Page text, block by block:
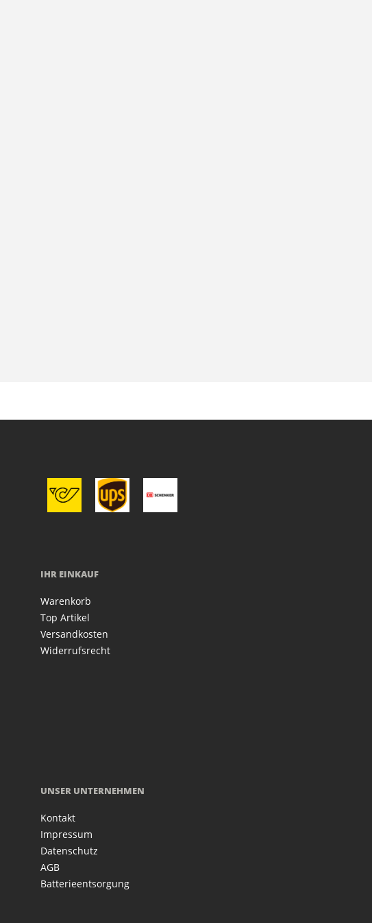
IHR EINKAUF
Warenkorb
Top Artikel
Versandkosten
Widerrufsrecht
UNSER UNTERNEHMEN
Kontakt
Impressum
Datenschutz
AGB
Batterieentsorgung